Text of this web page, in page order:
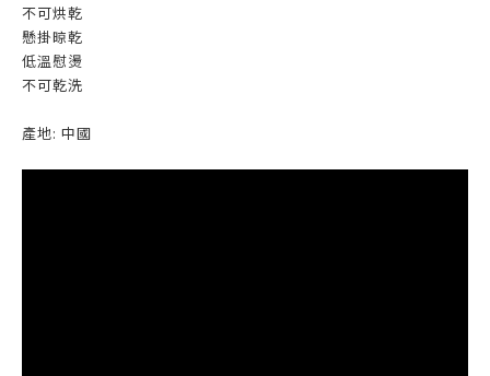
不可烘乾
懸掛晾乾
低溫慰燙
不可乾洗
產地: 中國